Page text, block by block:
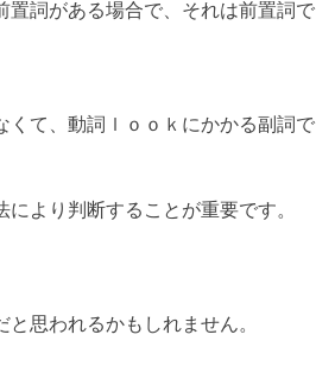
置詞がある場合で、それは前置詞で
て、動詞ｌｏｏｋにかかる副詞で
より判断することが重要です。
思われるかもしれません。